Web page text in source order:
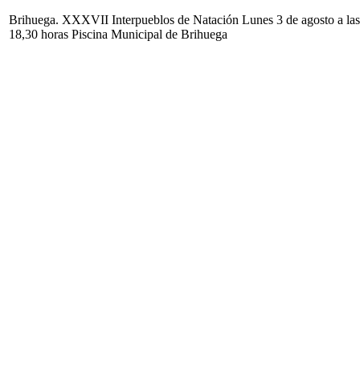
Brihuega. XXXVII Interpueblos de Natación Lunes 3 de agosto a las
18,30 horas Piscina Municipal de Brihuega